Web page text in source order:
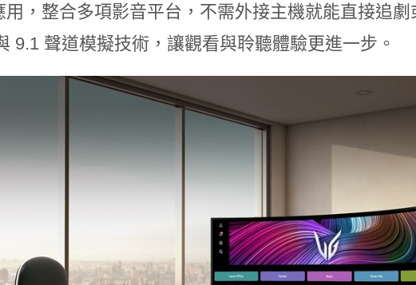
用，整合多項影音平台，不需外接主機就能直接追
9.1 聲道模擬技術，讓觀看與聆聽體驗更進一步。